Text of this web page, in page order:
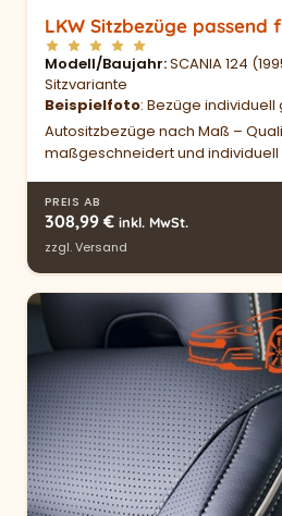
LKW Sitzbezüge passend
Modell/Baujahr SCANIA 124
Sitzvariante
Beispielfoto: Bezüge
Autositzbezüge nach Maß –
maßgeschneidert und
PREIS AB
308,99 € inkl. MwSt.
zzgl.Versand